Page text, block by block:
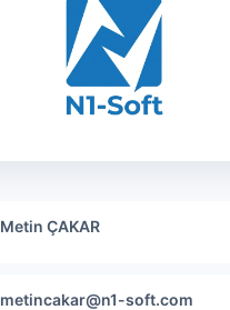
Metin ÇAKAR
metincakar@n1-soft.com